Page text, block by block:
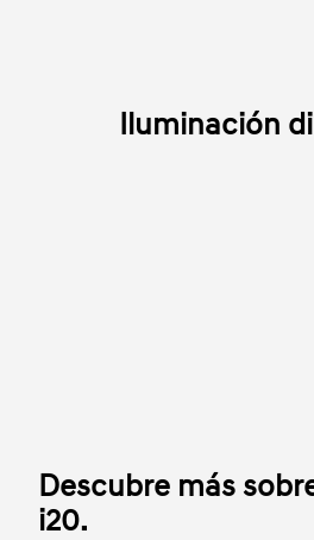
Iluminación
Descubre más
i20.